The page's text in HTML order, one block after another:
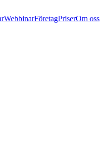
WebbinarFöretagPriserOm oss